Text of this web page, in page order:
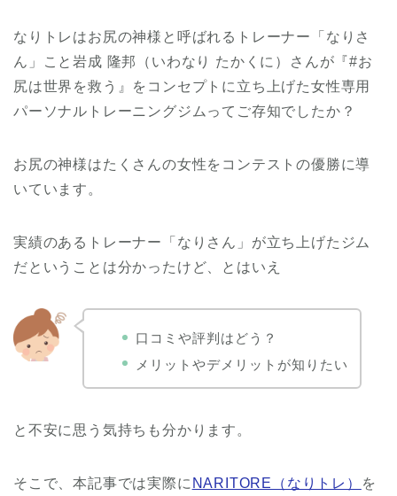
なりトレはお尻の神様と呼ばれるトレーナー「なりさ
ん」こと岩成 隆邦（いわなり たかくに）さんが『#お
尻は世界を救う』をコンセプトに立ち上げた女性専用
パーソナルトレーニングジムってご存知でしたか？
お尻の神様はたくさんの女性をコンテストの優勝に導
いています。
実績のあるトレーナー「なりさん」が立ち上げたジム
だということは分かったけど、とはいえ
口コミや評判はどう？
メリットやデメリットが知りたい
と不安に思う気持ちも分かります。
そこで、本記事では実際に NARITORE（なりトレ）
を